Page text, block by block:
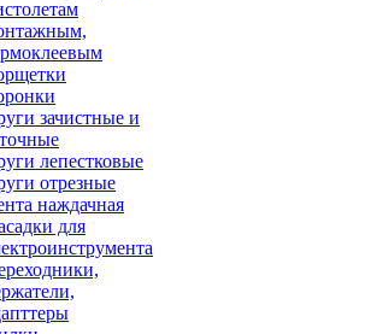
зачистные и
лепестковые
отрезные
наждачная
для